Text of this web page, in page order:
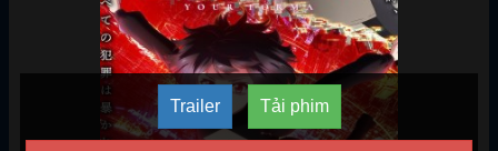
Trailer Tải phim